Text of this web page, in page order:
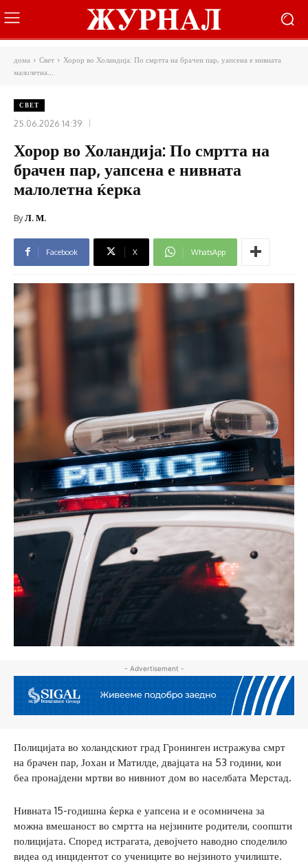
дома Свет
Хорор во Холандија: По смртта на брачен пар, уапсена е нивната
малолетна...
СВЕТ
25.06.2026 14:39
Хорор во Холандија: По смртта на
брачен пар, уапсена е нивната
малолетна ќерка
ByЛ. М.
Facebook X WhatsApp
- Advertisement -
Полицијата во холандскиот град Гронинген истражува смрт
на брачен пар, Јохан и Матилде, двајцата на 53 години, кои
беа пронајдени мртви во нивниот дом во населбата Мерстад.
Нивната 15-годишна ќерка е уапсена и е осомничена за
можна вмешаност во смртта на нејзините родители, соопшти
полицијата. Според истрагата, девојчето наводно споделило
видеа од инцидентот со учениците во нејзиното училиште.